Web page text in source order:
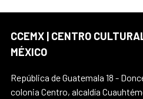
CCEMX | CENTRO
MÉXICO
República de Guatemala 18 -
colonia Centro, alcaldía